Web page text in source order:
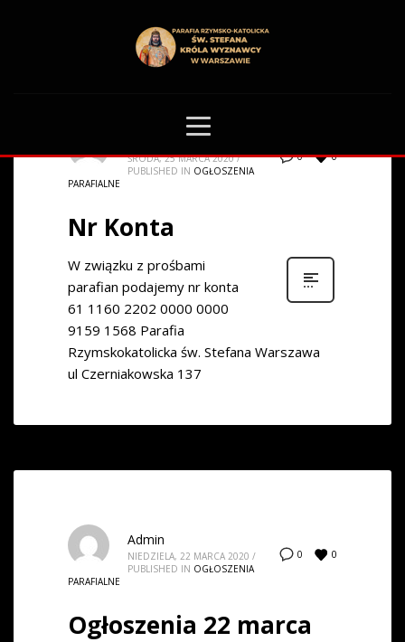
ARTICLES POSTED BY ADMIN
0 0
ŚRODA, 25 MARCA 2020 /
PUBLISHED IN OGŁOSZENIA
PARAFIALNE
Nr Konta
W związku z prośbami
parafian podajemy nr konta
61 1160 2202 0000 0000
9159 1568 Parafia
Rzymskokatolicka św. Stefana Warszawa
ul Czerniakowska 137
0 0
Admin
NIEDZIELA, 22 MARCA 2020 /
PUBLISHED IN OGŁOSZENIA
PARAFIALNE
Ogłoszenia 22 marca